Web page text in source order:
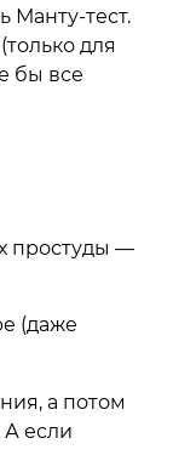
Манту-тест.
для
бы все
простуды —
(даже
а потом
если